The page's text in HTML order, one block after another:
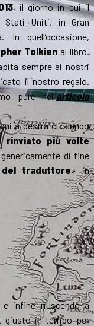
, il giorno in cui il
Stati Uniti, in Gran
In quell’occasione,
Tolkien al libro.
sempre ai nostri
il nostro regalo.
pure nell’articolo
a destra cliccando
rinviato più volte
di fine
traduttore» in
e infine riuscendo a
giusto in tempo per